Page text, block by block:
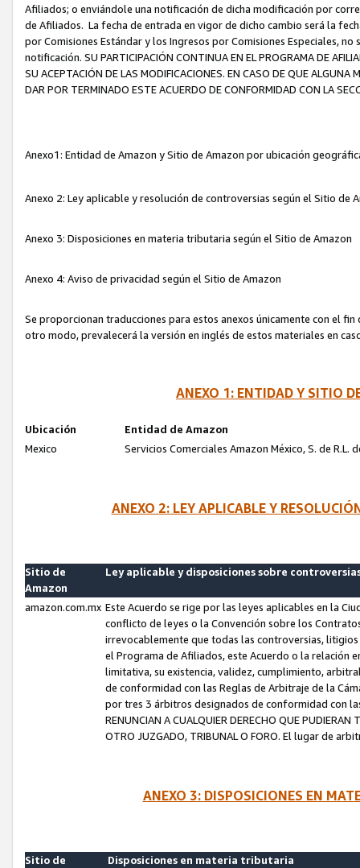
Afiliados; o enviándole una notificación de dicha modificación por
de Afiliados. La fecha de entrada en vigor de dicho cambio será la
por Comisiones Estándar y los Ingresos por Comisiones Especiales,
notificación. SU PARTICIPACIÓN CONTINUA EN EL PROGRAMA DE
SU ACEPTACIÓN DE LAS MODIFICACIONES. EN CASO DE QUE ALGUNA
DAR POR TERMINADO ESTE ACUERDO DE CONFORMIDAD CON LA
Anexo1: Entidad de Amazon y Sitio de Amazon por ubicación
Anexo 2: Ley aplicable y resolución de controversias según el Sitio de
Anexo 3: Disposiciones en materia tributaria según el Sitio de Amazon
Anexo 4: Aviso de privacidad según el Sitio de Amazon
Se proporcionan traducciones para estos anexos únicamente con el
otro modo, prevalecerá la versión en inglés de estos materiales en
ANEXO 1: ENTIDAD Y SITIO
Ubicación
Entidad de Amazon
Mexico
Servicios Comerciales Amazon México, S. de R.L.
ANEXO 2: LEY APLICABLE Y
Sitio de
Amazon
Ley aplicable y disposiciones sobre
amazon.com.mx Este Acuerdo se rige por las leyes aplicables en la
conflicto de leyes o la Convención sobre los
irrevocablemente que todas las controversias,
el Programa de Afiliados, este Acuerdo o la relación
limitativa, su existencia, validez, cumplimiento,
de conformidad con las Reglas de Arbitraje de la
por tres 3 árbitros designados de conformidad con las
RENUNCIAN A CUALQUIER DERECHO QUE
OTRO JUZGADO, TRIBUNAL O FORO. El lugar de
ANEXO 3: DISPOSICIONES EN
Sitio de
Disposiciones en materia tributaria